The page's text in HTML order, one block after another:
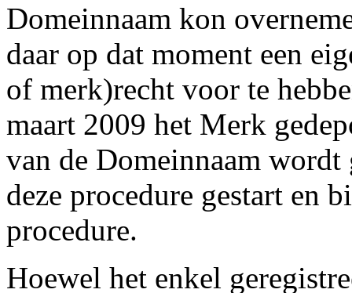
Domeinnaam kon
daar op dat moment een
of merk)recht voor te
maart 2009 het Merk
van de Domeinnaam wordt
deze procedure gestart en
procedure.
Hoewel het enkel